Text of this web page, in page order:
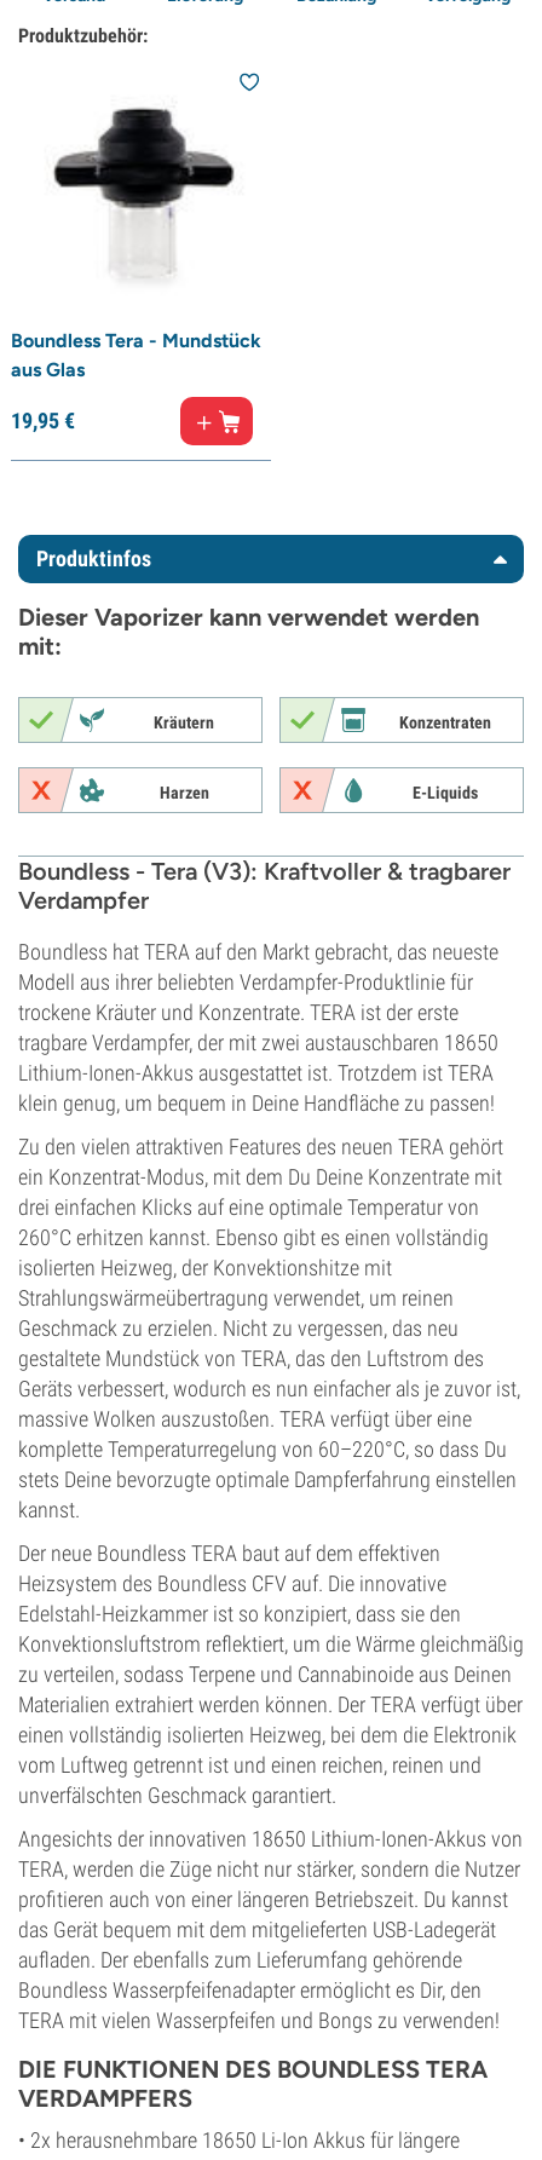
Produktzubehör:
Boundless Tera - Mundstück
aus Glas
19,95€
Produktinfos
Dieser Vaporizer kann verwendet werden
mit:
Kräutern Konzentraten
Harzen E-Liquids
Boundless - Tera (V3): Kraftvoller & tragbarer
Verdampfer
Boundless hat TERA auf den Markt gebracht, das neueste
Modell aus ihrer beliebten Verdampfer-Produktlinie für
trockene Kräuter und Konzentrate. TERA ist der erste
tragbare Verdampfer, der mit zwei austauschbaren 18650
Lithium-Ionen-Akkus ausgestattet ist. Trotzdem ist TERA
klein genug, um bequem in Deine Handfläche zu passen!
Zu den vielen attraktiven Features des neuen TERA gehört
ein Konzentrat-Modus, mit dem Du Deine Konzentrate mit
drei einfachen Klicks auf eine optimale Temperatur von
260°C erhitzen kannst. Ebenso gibt es einen vollständig
isolierten Heizweg, der Konvektionshitze mit
Strahlungswärmeübertragung verwendet, um reinen
Geschmack zu erzielen. Nicht zu vergessen, das neu
gestaltete Mundstück von TERA, das den Luftstrom des
Geräts verbessert, wodurch es nun einfacher als je zuvor ist,
massive Wolken auszustoßen. TERA verfügt über eine
komplette Temperaturregelung von 60–220°C, so dass Du
stets Deine bevorzugte optimale Dampferfahrung einstellen
kannst.
Der neue Boundless TERA baut auf dem effektiven
Heizsystem des Boundless CFV auf. Die innovative
Edelstahl-Heizkammer ist so konzipiert, dass sie den
Konvektionsluftstrom reflektiert, um die Wärme gleichmäßig
zu verteilen, sodass Terpene und Cannabinoide aus Deinen
Materialien extrahiert werden können. Der TERA verfügt über
einen vollständig isolierten Heizweg, bei dem die Elektronik
vom Luftweg getrennt ist und einen reichen, reinen und
unverfälschten Geschmack garantiert.
Angesichts der innovativen 18650 Lithium-Ionen-Akkus von
TERA, werden die Züge nicht nur stärker, sondern die Nutzer
profitieren auch von einer längeren Betriebszeit. Du kannst
das Gerät bequem mit dem mitgelieferten USB-Ladegerät
aufladen. Der ebenfalls zum Lieferumfang gehörende
Boundless Wasserpfeifenadapter ermöglicht es Dir, den
TERA mit vielen Wasserpfeifen und Bongs zu verwenden!
DIE FUNKTIONEN DES BOUNDLESS TERA
VERDAMPFERS
• 2x herausnehmbare 18650 Li-Ion Akkus für längere